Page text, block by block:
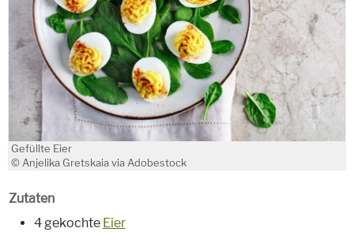
Gefüllte Eier
© Anjelika Gretskaia via Adobestock
Zutaten
4 gekochte Eier